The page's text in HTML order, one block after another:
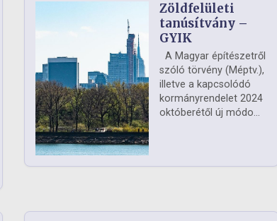
Zöldfelületi
tanúsítvány –
GYIK
A Magyar építészetről
szóló törvény (Méptv.),
illetve a kapcsolódó
kormányrendelet 2024
októberétől új módo...